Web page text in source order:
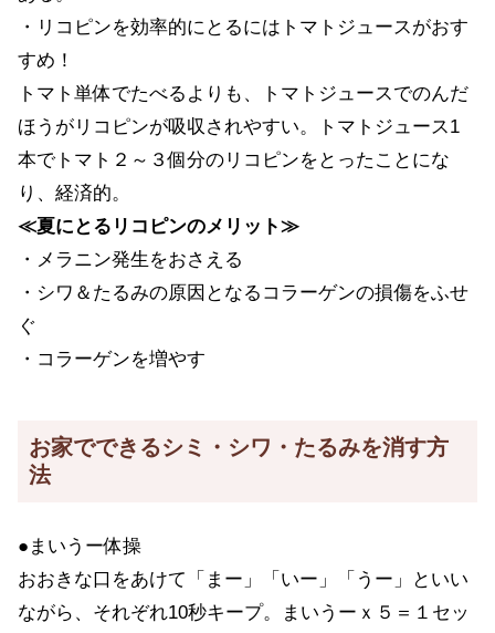
・リコピンを効率的にとるにはトマトジュースがおす
すめ！
トマト単体でたべるよりも、トマトジュースでのんだ
ほうがリコピンが吸収されやすい。トマトジュース1
本でトマト２～３個分のリコピンをとったことにな
り、経済的。
≪夏にとるリコピンのメリット≫
・メラニン発生をおさえる
・シワ＆たるみの原因となるコラーゲンの損傷をふせ
ぐ
・コラーゲンを増やす
お家でできるシミ・シワ・たるみを消す方
法
●まいうー体操
おおきな口をあけて「まー」「いー」「うー」といい
ながら、それぞれ10秒キープ。まいうーｘ５＝１セッ